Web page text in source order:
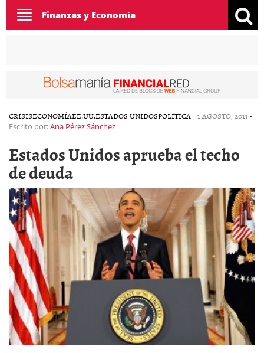
Toggle
navigation
Finanzas y Economía
CRISISECONOMÍAEE.UU.ESTADOS UNIDOSPOLITICA | 1 AGOSTO, 2011 -
Escrito por:Ana Pérez Sánchez
Estados Unidos aprueba el techo
de deuda